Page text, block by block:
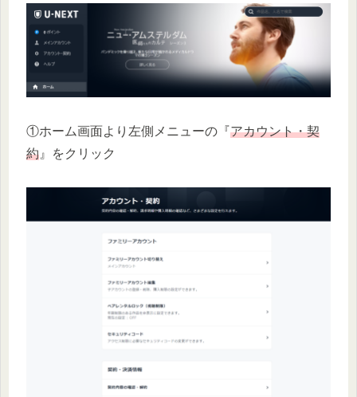
①ホーム画面より左側メニューの『アカウント・契
約 』をクリック